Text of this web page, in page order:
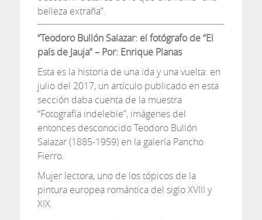
belleza extraña”.
“Teodoro Bullón Salazar: el fotógrafo de “El
país de Jauja” – Por: Enrique Planas
Esta es la historia de una ida y una vuelta: en
julio del 2017, un artículo publicado en esta
sección daba cuenta de la muestra
“Fotografía indeleble”, imágenes del
entonces desconocido Teodoro Bullón
Salazar (1885-1959) en la galería Pancho
Fierro.
Mujer lectora, uno de los tópicos de la
pintura europea romántica del siglo XVIII y
XIX.